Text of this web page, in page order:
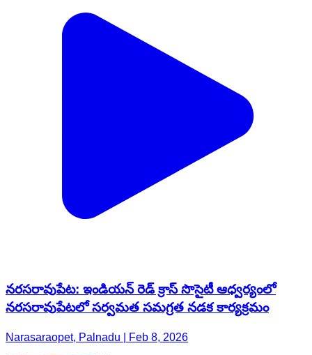
నరసరావుపేట: ఇండియన్ రెడ్ క్రాస్ సొసైటీ ఆధ్వర్యంలో
నరసరావుపేటలో సర్వమత సమగ్రత నడక కార్యక్రమం
Narasaraopet, Palnadu | Feb 8, 2026